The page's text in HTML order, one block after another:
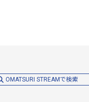
OMATSURI STREAMで検索